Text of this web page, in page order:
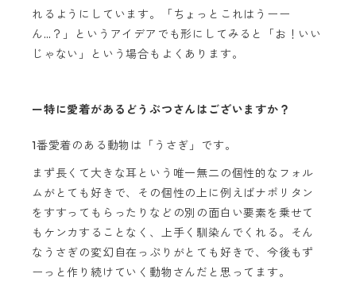
れるようにしています。「ちょっとこれはうーー
ん…？」というアイデアでも形にしてみると「お！いい
じゃない」という場合もよくあります。
ー特に愛着があるどうぶつさんはございますか？
1番愛着のある動物は「うさぎ」です。
まず長くて大きな耳という唯一無二の個性的なフォル
ムがとても好きで、その個性の上に例えばナポリタン
をすすってもらったりなどの別の面白い要素を乗せて
もケンカすることなく、上手く馴染んでくれる。そん
なうさぎの変幻自在っぷりがとても好きで、今後もず
ーっと作り続けていく動物さんだと思ってます。